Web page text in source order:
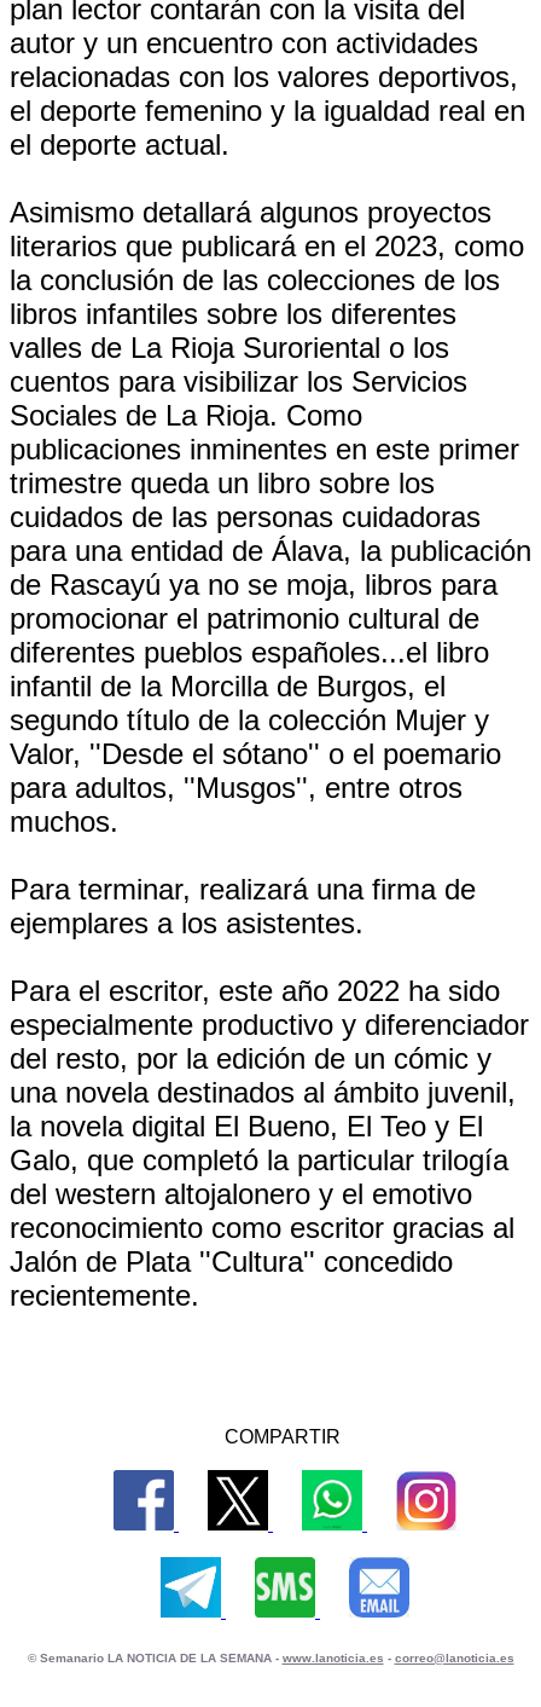
plan lector contarán con la visita del
autor y un encuentro con actividades
relacionadas con los valores deportivos,
el deporte femenino y la igualdad real en
el deporte actual.
Asimismo detallará algunos proyectos
literarios que publicará en el 2023, como
la conclusión de las colecciones de los
libros infantiles sobre los diferentes
valles de La Rioja Suroriental o los
cuentos para visibilizar los Servicios
Sociales de La Rioja. Como
publicaciones inminentes en este primer
trimestre queda un libro sobre los
cuidados de las personas cuidadoras
para una entidad de Álava, la publicación
de Rascayú ya no se moja, libros para
promocionar el patrimonio cultural de
diferentes pueblos españoles...el libro
infantil de la Morcilla de Burgos, el
segundo título de la colección Mujer y
Valor, ''Desde el sótano'' o el poemario
para adultos, ''Musgos'', entre otros
muchos.
Para terminar, realizará una firma de
ejemplares a los asistentes.
Para el escritor, este año 2022 ha sido
especialmente productivo y diferenciador
del resto, por la edición de un cómic y
una novela destinados al ámbito juvenil,
la novela digital El Bueno, El Teo y El
Galo, que completó la particular trilogía
del western altojalonero y el emotivo
reconocimiento como escritor gracias al
Jalón de Plata ''Cultura'' concedido
recientemente.
COMPARTIR
© Semanario LA NOTICIA DE LA SEMANA - www.lanoticia.es - correo@lanoticia.es